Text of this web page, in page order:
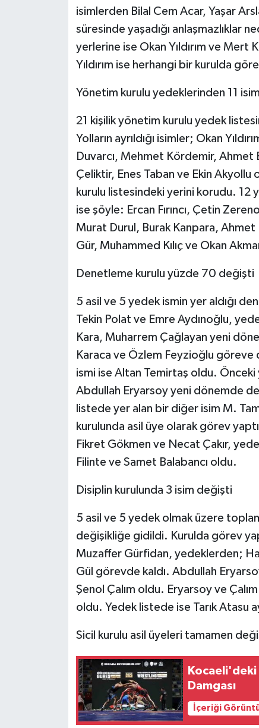
isimlerden Bilal Cem Acar, Yaşar
süresinde yaşadığı anlaşmazlıklar
yerlerine ise Okan Yıldırım ve
Yıldırım ise herhangi bir kurulda
Yönetim kurulu yedeklerinden 11
21 kişilik yönetim kurulu yedek
Yolların ayrıldığı isimler; Okan
Duvarcı, Mehmet Kördemir,
Çeliktir, Enes Taban ve Ekin
kurulu listesindeki yerini korudu. 12
ise şöyle: Ercan Fırıncı, Çetin
Murat Durul, Burak Kanpara, Ahmet
Gür, Muhammed Kılıç ve Okan
Denetleme kurulu yüzde 70 değişti
5 asil ve 5 yedek ismin yer aldığı
Tekin Polat ve Emre Aydınoğlu,
Kara, Muharrem Çağlayan yeni
Karaca ve Özlem Feyzioğlu
ismi ise Altan Temirtaş oldu.
Abdullah Eryarsoy yeni dönemde
listede yer alan bir diğer isim M.
kurulunda asil üye olarak görev
Fikret Gökmen ve Necat Çakır,
Filinte ve Samet Balabancı oldu.
Disiplin kurulunda 3 isim değişti
5 asil ve 5 yedek olmak üzere
değişikliğe gidildi. Kurulda görev
Muzaffer Gürfidan, yedeklerden;
Gül görevde kaldı. Abdullah
Şenol Çalım oldu. Eryarsoy ve
oldu. Yedek listede ise Tarık Atasu
Sicil kurulu asil üyeleri tamamen
Kocaeli'deki
Damgası
İçeriği